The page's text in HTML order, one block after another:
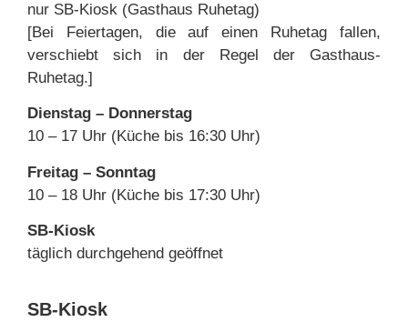
nur SB-Kiosk (Gasthaus Ruhetag)
[Bei Feiertagen, die auf einen Ruhetag fallen,
verschiebt sich in der Regel der Gasthaus-
Ruhetag.]
Dienstag – Donnerstag
10 – 17 Uhr (Küche bis 16:30 Uhr)
Freitag – Sonntag
10 – 18 Uhr (Küche bis 17:30 Uhr)
SB-Kiosk
täglich durchgehend geöffnet
SB-Kiosk